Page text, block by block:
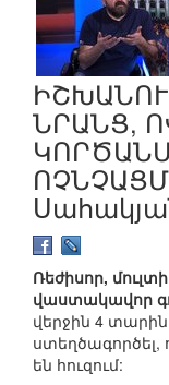
ՆՐԱՆՑ,
Ռեժիսոր,
վաստակավոր
վերջին 4
ստեղծագործել,
են հուզում: